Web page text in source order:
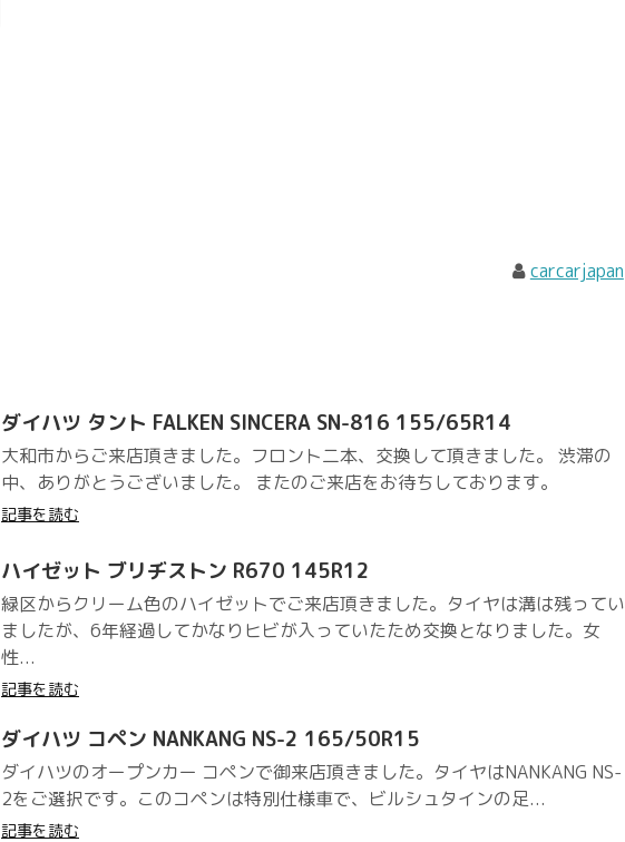
carcarjapan
ダイハツ タント FALKEN SINCERA SN-816 155/65R14
大和市からご来店頂きました。フロント二本、交換して頂きました。 渋滞の
中、ありがとうございました。 またのご来店をお待ちしております。
記事を読む
ハイゼット ブリヂストン R670 145R12
緑区からクリーム色のハイゼットでご来店頂きました。タイヤは溝は残ってい
ましたが、6年経過してかなりヒビが入っていたため交換となりました。女
性...
記事を読む
ダイハツ コペン NANKANG NS-2 165/50R15
ダイハツのオープンカー コペンで御来店頂きました。タイヤはNANKANG NS-
2をご選択です。このコペンは特別仕様車で、ビルシュタインの足...
記事を読む